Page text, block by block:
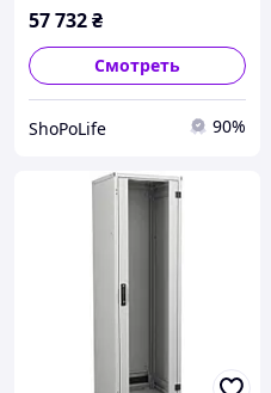
57 732₴
Смотреть
ShoPoLife 90%